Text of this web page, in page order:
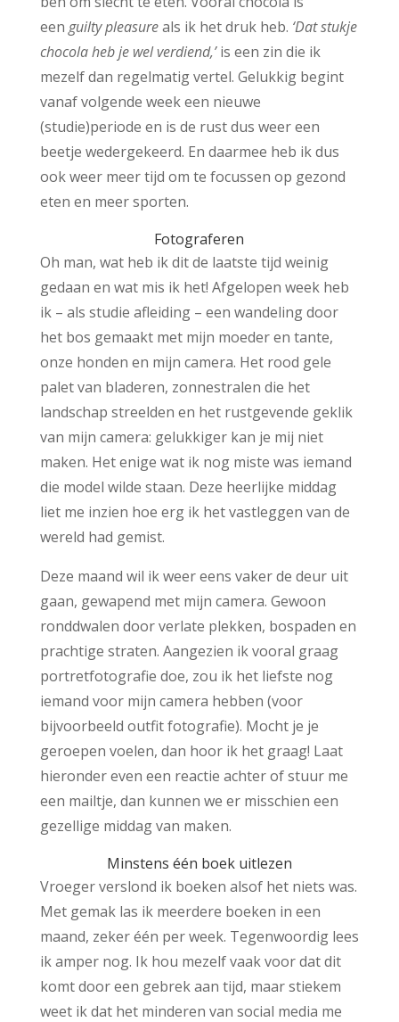
een guilty pleasureals ik het druk heb. ‘Dat stukje
chocola heb je wel verdiend,’is een zin die ik
mezelf dan regelmatig vertel. Gelukkig begint
vanaf volgende week een nieuwe
(studie)periode en is de rust dus weer een
beetje wedergekeerd. En daarmee heb ik dus
ook weer meer tijd om te focussen op gezond
eten en meer sporten.
Fotograferen
Oh man, wat heb ik dit de laatste tijd weinig
gedaan en wat mis ik het! Afgelopen week heb
ik – als studie afleiding – een wandeling door
het bos gemaakt met mijn moeder en tante,
onze honden en mijn camera. Het rood gele
palet van bladeren, zonnestralen die het
landschap streelden en het rustgevende geklik
van mijn camera: gelukkiger kan je mij niet
maken. Het enige wat ik nog miste was iemand
die model wilde staan. Deze heerlijke middag
liet me inzien hoe erg ik het vastleggen van de
wereld had gemist.
Deze maand wil ik weer eens vaker de deur uit
gaan, gewapend met mijn camera. Gewoon
ronddwalen door verlate plekken, bospaden en
prachtige straten. Aangezien ik vooral graag
portretfotografie doe, zou ik het liefste nog
iemand voor mijn camera hebben (voor
bijvoorbeeld outfit fotografie). Mocht je je
geroepen voelen, dan hoor ik het graag! Laat
hieronder even een reactie achter of stuur me
een mailtje, dan kunnen we er misschien een
gezellige middag van maken.
Minstens één boek uitlezen
Vroeger verslond ik boeken alsof het niets was.
Met gemak las ik meerdere boeken in een
maand, zeker één per week. Tegenwoordig lees
ik amper nog. Ik hou mezelf vaak voor dat dit
komt door een gebrek aan tijd, maar stiekem
weet ik dat het minderen van social media me